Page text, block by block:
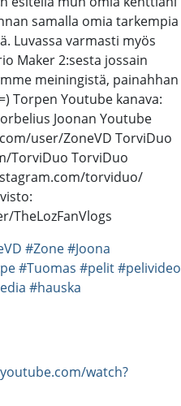
samalla omia tarkempia
Luvassa varmasti myös
Maker 2:sesta jossain
meiningistä, painahhan
Torpen Youtube kanava:
Joonan Youtube
user/ZoneVD TorviDuo
TorviDuo TorviDuo
torviduo/
TheLozFanVlogs
#Zone#Joona
#Tuomas #pelit#pelivideo
#hauska
watch?